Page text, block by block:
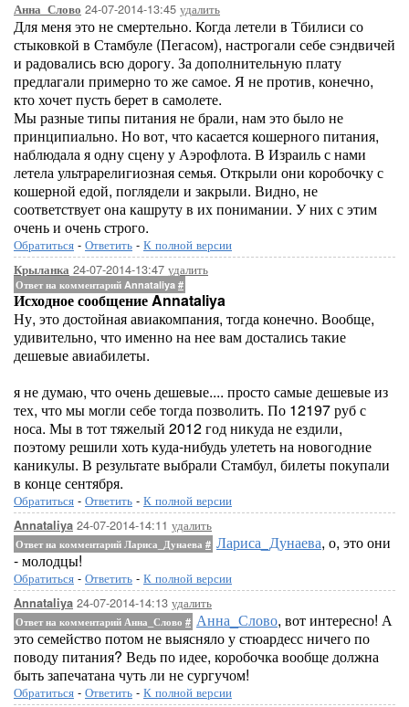
Анна_Слово 24-07-2014-13:45 удалить
Для меня это не смертельно. Когда летели в Тбилиси со
стыковкой в Стамбуле (Пегасом), настрогали себе сэндвичей
и радовались всю дорогу. За дополнительную плату
предлагали примерно то же самое. Я не против, конечно,
кто хочет пусть берет в самолете.
Мы разные типы питания не брали, нам это было не
принципиально. Но вот, что касается кошерного питания,
наблюдала я одну сцену у Аэрофлота. В Израиль с нами
летела ультрарелигиозная семья. Открыли они коробочку с
кошерной едой, поглядели и закрыли. Видно, не
соответствует она кашруту в их понимании. У них с этим
очень и очень строго.
Обратиться - Ответить - К полной версии
Крыланка 24-07-2014-13:47 удалить
Ответ на комментарий Annataliya #
Исходное сообщение Annataliya
Ну, это достойная авиакомпания, тогда конечно. Вообще,
удивительно, что именно на нее вам достались такие
дешевые авиабилеты.
я не думаю, что очень дешевые.... просто самые дешевые из
тех, что мы могли себе тогда позволить. По 12197 руб с
носа. Мы в тот тяжелый 2012 год никуда не ездили,
поэтому решили хоть куда-нибудь улететь на новогодние
каникулы. В результате выбрали Стамбул, билеты покупали
в конце сентября.
Обратиться - Ответить - К полной версии
Annataliya 24-07-2014-14:11 удалить
Ответ на комментарий Лариса_Дунаева # Лариса_Дунаева, о, это они
- молодцы!
Обратиться - Ответить - К полной версии
Annataliya 24-07-2014-14:13 удалить
Ответ на комментарий Анна_Слово # Анна_Слово, вот интересно! А
это семейство потом не выясняло у стюардесс ничего по
поводу питания? Ведь по идее, коробочка вообще должна
быть запечатана чуть ли не сургучом!
Обратиться - Ответить - К полной версии